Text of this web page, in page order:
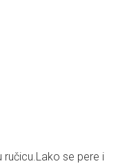
ručicu.Lako se pere i